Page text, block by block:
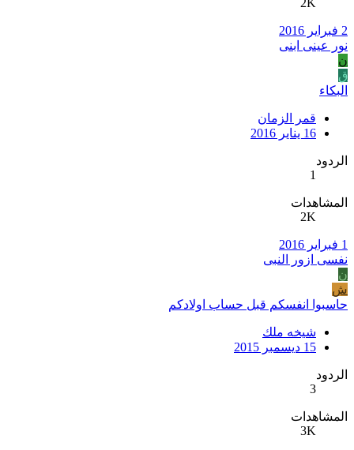
2 فبراير 2016
نور عينى ابنى
ن
ق
البكاء
قمر الزمان
16 يناير 2016
الردود
1
المشاهدات
2K
1 فبراير 2016
نفسى ازور النبى
ن
ش
حاسبوا انفسكم قبل حساب اولادكم
شيخه ملك
15 ديسمبر 2015
الردود
3
المشاهدات
3K